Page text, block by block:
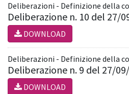
Deliberazioni - Definizione della
Deliberazione n. 10 del 27/
DOWNLOAD
Deliberazioni - Definizione della
Deliberazione n. 9 del 27/
DOWNLOAD